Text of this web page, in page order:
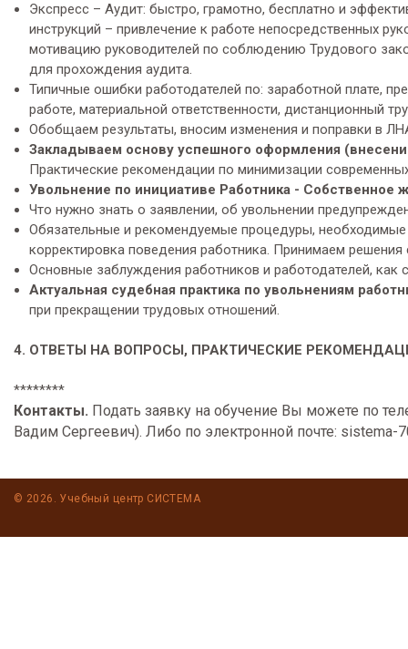
Экспресс – Аудит: быстро, грамотно, бесплатно и
инструкций – привлечение к работе непосредственных
мотивацию руководителей по соблюдению Трудового
для прохождения аудита.
Типичные ошибки работодателей по: заработной плате,
работе, материальной ответственности, дистанционный
Обобщаем результаты, вносим изменения и поправки в
Закладываем основу успешного оформления
Практические рекомендации по минимизации
Увольнение по инициативе Работника - Собственное
Что нужно знать о заявлении, об увольнении
Обязательные и рекомендуемые процедуры,
корректировка поведения работника. Принимаем
Основные заблуждения работников и работодателей,
Актуальная судебная практика по увольнениям
при прекращении трудовых отношений.
4. ОТВЕТЫ НА ВОПРОСЫ, ПРАКТИЧЕСКИЕ
********
Контакты. Подать заявку на обучение Вы можете по
Вадим Сергеевич). Либо по электронной почте: sistema-
© 2026. Учебный центр СИСТЕМА